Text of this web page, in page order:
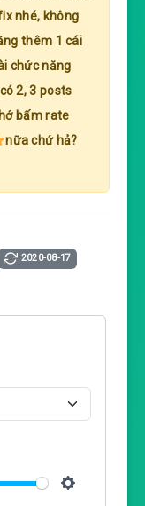
nhé, không
thêm 1 cái
chức năng
2, 3 posts
bấm rate
nữa chứ hả?
2020-08-17